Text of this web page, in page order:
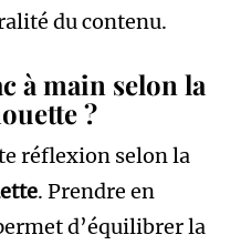
du contenu.
à main selon la
?
réflexion selon la
. Prendre en
d’équilibrer la